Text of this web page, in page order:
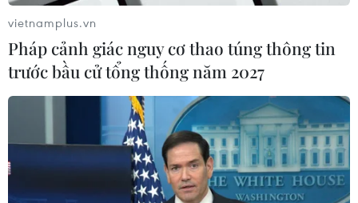
vietnamplus.vn
Pháp cảnh giác nguy cơ thao túng thông tin
trước bầu cử tổng thống năm 2027